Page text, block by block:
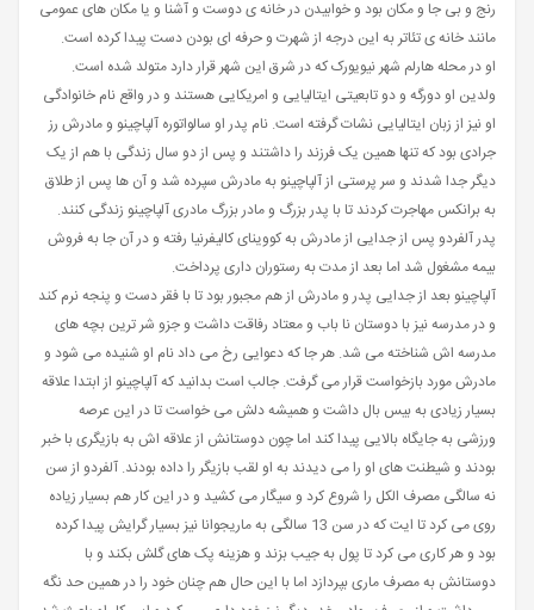
رنج و بی جا و مکان بود و خوابیدن در خانه ی دوست و آشنا و یا مکان های عمومی
مانند خانه ی تئاتر به این درجه از شهرت و حرفه ای بودن دست پیدا کرده است.
او در محله هارلم شهر نیویورک که در شرق این شهر قرار دارد متولد شده است.
ولدین او دورگه و دو تابعیتی ایتالیایی و امریکایی هستند و در واقع نام خانوادگی
او نیز از زبان ایتالیایی نشات گرفته است. نام پدر او سالواتوره آلپاچینو و مادرش رز
جرادی بود که تنها همین یک فرزند را داشتند و پس از دو سال زندگی با هم از یک
دیگر جدا شدند و سر پرستی از آلپاچینو به مادرش سپرده شد و آن ها پس از طلاق
به برانکس مهاجرت کردند تا با پدر بزرگ و مادر بزرگ مادری آلپاچینو زندگی کنند.
پدر آلفردو پس از جدایی از مادرش به کووینای کالیفرنیا رفته و در آن جا به فروش
بیمه مشغول شد اما بعد از مدت به رستوران داری پرداخت.
آلپاچینو بعد از جدایی پدر و مادرش از هم مجبور بود تا با فقر دست و پنجه نرم کند
و در مدرسه نیز با دوستان نا باب و معتاد رفاقت داشت و جزو شر ترین بچه های
مدرسه اش شناخته می شد. هر جا که دعوایی رخ می داد نام او شنیده می شود و
مادرش مورد بازخواست قرار می گرفت. جالب است بدانید که آلپاچینو از ابتدا علاقه
بسیار زیادی به بیس بال داشت و همیشه دلش می خواست تا در این عرصه
ورزشی به جایگاه بالایی پیدا کند اما چون دوستانش از علاقه اش به بازیگری با خبر
بودند و شیطنت های او را می دیدند به او لقب بازیگر را داده بودند. آلفردو از سن
نه سالگی مصرف الکل را شروع کرد و سیگار می کشید و در این کار هم بسیار زیاده
روی می کرد تا ایت که در سن 13 سالگی به ماریجوانا نیز بسیار گرایش پیدا کرده
بود و هر کاری می کرد تا پول به جیب بزند و هزینه پک های گلش بکند و با
دوستانش به مصرف ماری بپردازد اما با این حال هم چنان خود را در همین حد نگه